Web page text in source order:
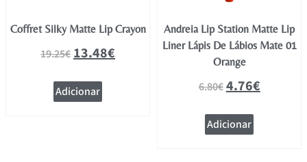
Coffret Silky Matte Lip Crayon
19.25€13.48€
Adicionar
Andreia Lip Station Matte Lip
Liner Lápis De Lábios Mate 01
Orange
6.80€4.76€
Adicionar